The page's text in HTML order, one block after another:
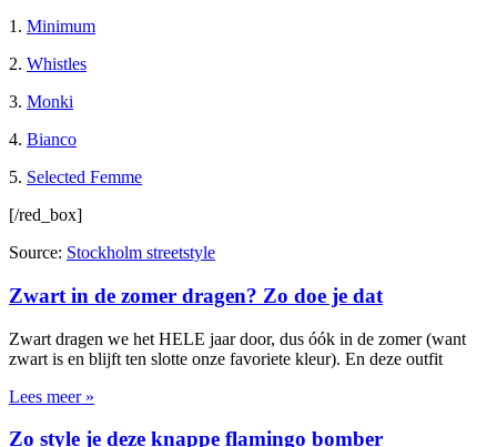
1. Minimum
2. Whistles
3. Monki
4. Bianco
5. Selected Femme
[/red_box]
Source: Stockholm streetstyle
Zwart in de zomer dragen? Zo doe je dat
Zwart dragen we het HELE jaar door, dus óók in de zomer (want
zwart is en blijft ten slotte onze favoriete kleur). En deze outfit
Lees meer »
Zo style je deze knappe flamingo bomber